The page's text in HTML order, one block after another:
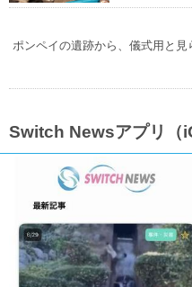
ポンペイの遺跡から、儀式用と見
Switch Newsアプリ（